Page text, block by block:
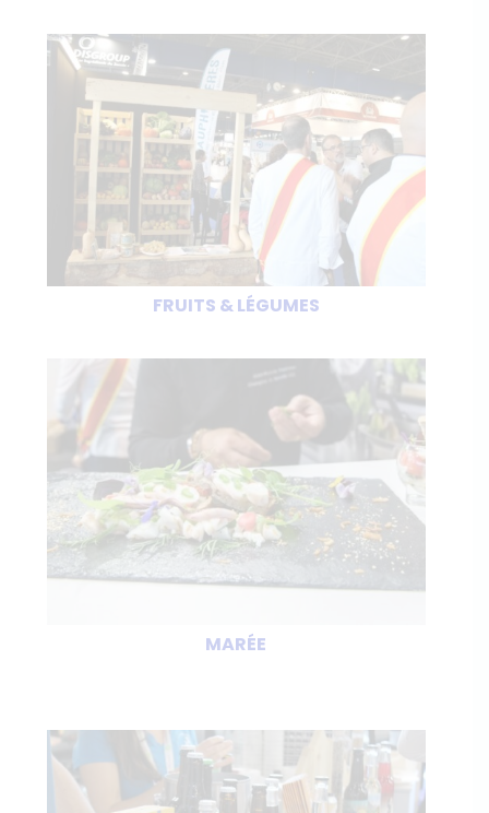
FRUITS & LÉGUMES
MARÉE